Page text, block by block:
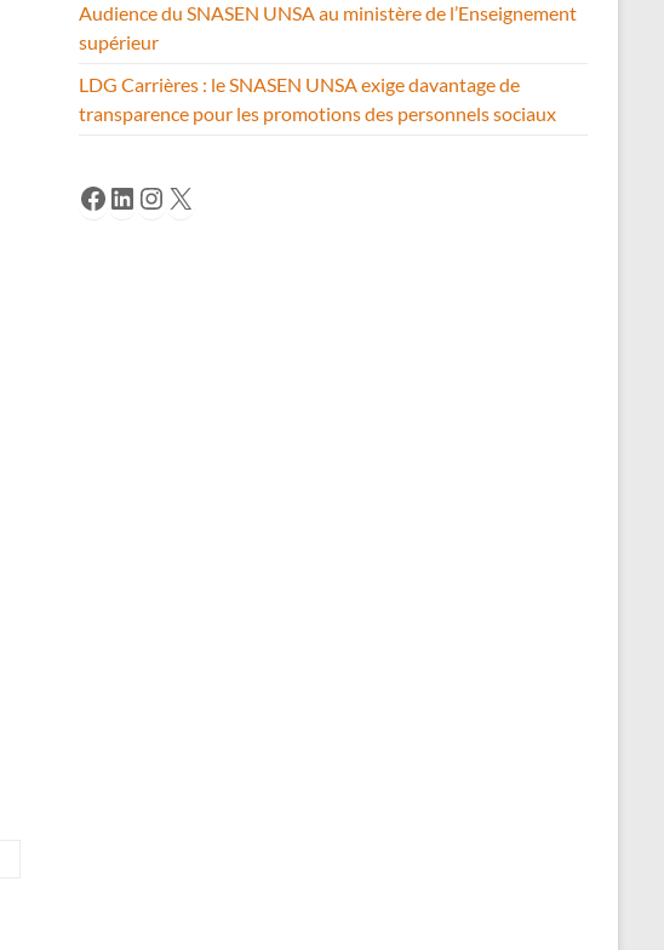
Audience du SNASEN UNSA au ministère de l’Enseignement
supérieur
LDG Carrières : le SNASEN UNSA exige davantage de
transparence pour les promotions des personnels sociaux
Facebook
LinkedIn
Instagram
X